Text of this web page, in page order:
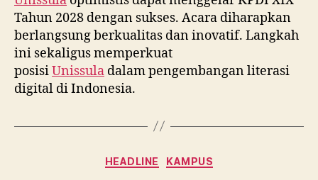
Tahun 2028 dengan sukses. Acara diharapkan
berlangsung berkualitas dan inovatif. Langkah
ini sekaligus memperkuat
posisiUnissula dalam pengembangan literasi
digital di Indonesia.
Categories
HEADLINE KAMPUS